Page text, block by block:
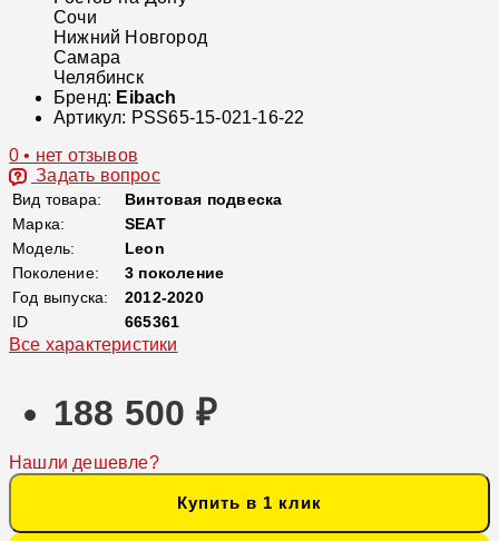
Сочи
Нижний Новгород
Самара
Челябинск
Бренд: Eibach
Артикул: PSS65-15-021-16-22
0 • нет отзывов
Задать вопрос
Вид товара:
Винтовая подвеска
Марка:
SEAT
Модель:
Leon
Поколение:
3 поколение
Год выпуска:
2012-2020
ID
665361
Все характеристики
188 500 ₽
Нашли дешевле?
Купить в 1 клик